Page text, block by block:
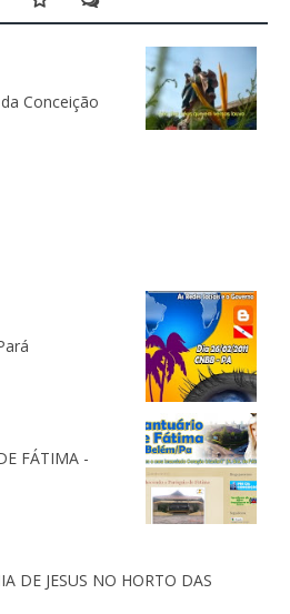
Conceição
FÁTIMA -
DE JESUS NO HORTO DAS